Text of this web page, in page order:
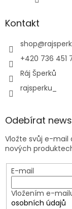
Kontakt
shop@
+420 736 451
Ráj Šperků
rajsperku_
Odebírat
Vložte svůj e-
nových
E-mail
Vložením e-
osobních údajů